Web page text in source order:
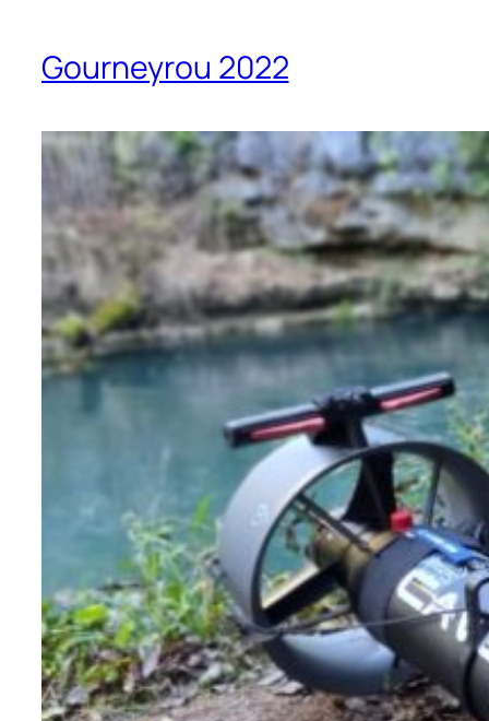
Gourneyrou 2022